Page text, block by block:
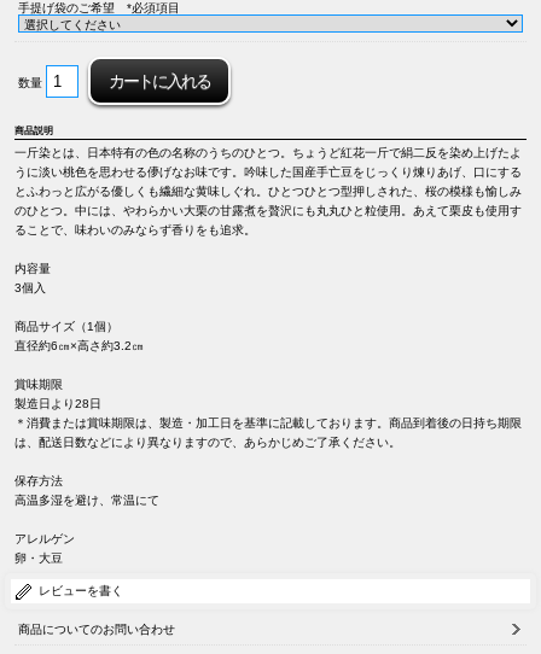
手提げ袋のご希望 *必須項目
数量
商品説明
一斤染とは、日本特有の色の名称のうちのひとつ。ちょうど紅花一斤で絹二反を染め上げたよ
うに淡い桃色を思わせる儚げなお味です。吟味した国産手亡豆をじっくり煉りあげ、口にする
とふわっと広がる優しくも繊細な黄味しぐれ。ひとつひとつ型押しされた、桜の模様も愉しみ
のひとつ。中には、やわらかい大栗の甘露煮を贅沢にも丸丸ひと粒使用。あえて栗皮も使用す
ることで、味わいのみならず香りをも追求。
内容量
3個入
商品サイズ（1個）
直径約6㎝×高さ約3.2㎝
賞味期限
製造日より28日
＊消費または賞味期限は、製造・加工日を基準に記載しております。商品到着後の日持ち期限
は、配送日数などにより異なりますので、あらかじめご了承ください。
保存方法
高温多湿を避け、常温にて
アレルゲン
卵・大豆
レビューを書く
商品についてのお問い合わせ